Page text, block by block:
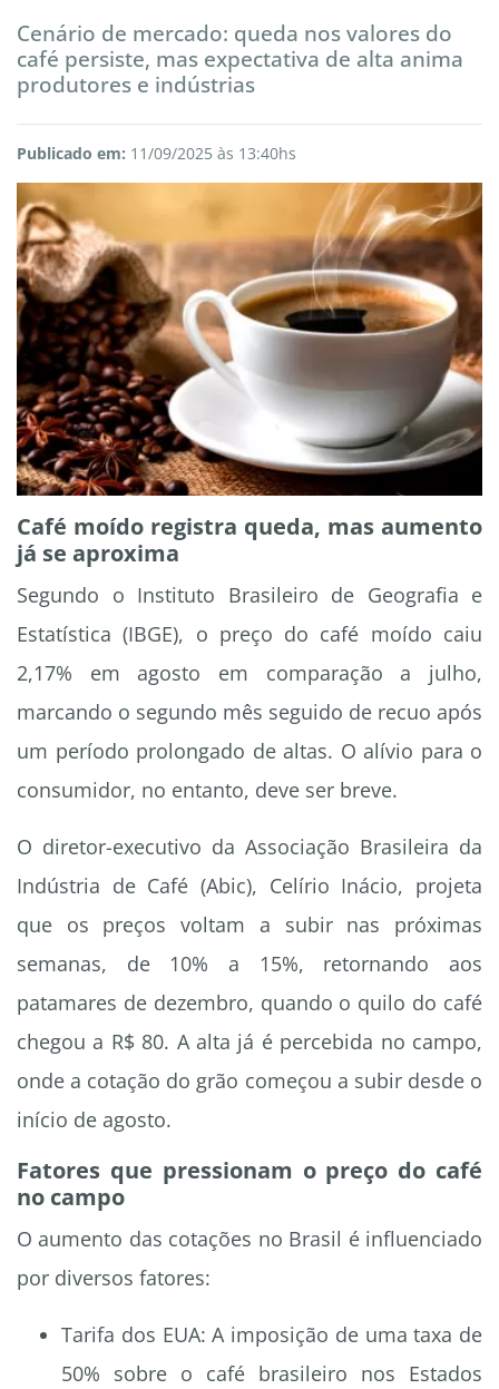
Cenário de mercado: queda nos valores do
café persiste, mas expectativa de alta anima
produtores e indústrias
Publicado em: 11/09/2025 às 13:40hs
Café moído registra queda, mas aumento
já se aproxima
Segundo o Instituto Brasileiro de Geografia e
Estatística (IBGE), o preço do café moído caiu
2,17% em agosto em comparação a julho,
marcando o segundo mês seguido de recuo após
um período prolongado de altas. O alívio para o
consumidor, no entanto, deve ser breve.
O diretor-executivo da Associação Brasileira da
Indústria de Café (Abic), Celírio Inácio, projeta
que os preços voltam a subir nas próximas
semanas, de 10% a 15%, retornando aos
patamares de dezembro, quando o quilo do café
chegou a R$ 80. A alta já é percebida no campo,
onde a cotação do grão começou a subir desde o
início de agosto.
Fatores que pressionam o preço do café
no campo
O aumento das cotações no Brasil é influenciado
por diversos fatores:
Tarifa dos EUA: A imposição de uma taxa de
50% sobre o café brasileiro nos Estados